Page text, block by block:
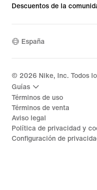
Descuentos de la
España
© 2026 Nike, Inc. Todos
Guías
Términos de uso
Términos de venta
Aviso legal
Política de privacidad y
Configuración de